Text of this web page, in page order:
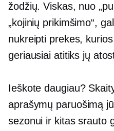
žodžių. Viskas, nuo
„kojinių prikimšimo“,
nukreipti prekes,
geriausiai atitiks jų
Ieškote daugiau?
aprašymų paruošimą
sezonui ir kitas srauto